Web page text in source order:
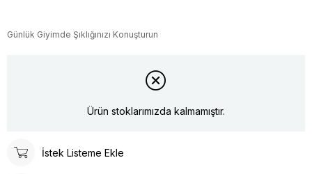
Günlük Giyimde Şıklığınızı Konuşturun
Ürün stoklarımızda kalmamıştır.
İstek Listeme Ekle